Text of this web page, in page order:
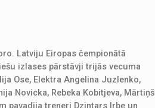
Latviju Eiropas čempionātā
izlases pārstāvji trijās vecuma
Ose, Elektra Angelina Juzlenko,
Novicka, Rebeka Kobitjeva, Mārtiņš
pavadīja treneri Dzintars Irbe un